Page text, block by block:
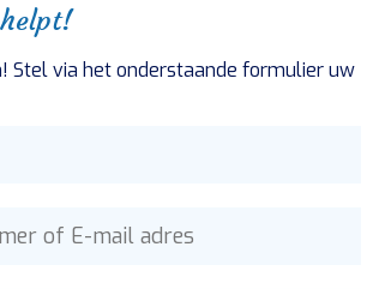
Stel via het onderstaande formulier uw